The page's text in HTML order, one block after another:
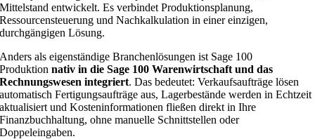
Mittelstand entwickelt. Es verbindet Produktionsplanung,
Ressourcensteuerung und Nachkalkulation in einer einzigen,
durchgängigen Lösung.
Anders als eigenständige Branchenlösungen ist Sage 100
Produktionnativ in die Sage 100 Warenwirtschaft und das
Rechnungswesen integriert. Das bedeutet: Verkaufsaufträge lösen
automatisch Fertigungsaufträge aus, Lagerbestände werden in Echtzeit
aktualisiert und Kosteninformationen fließen direkt in Ihre
Finanzbuchhaltung, ohne manuelle Schnittstellen oder
Doppeleingaben.